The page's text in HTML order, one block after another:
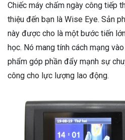
Chiếc máy chấm ngày công tiếp
thiệu đến bạn là Wise Eye. Sản
này được cho là một bước tiến
học. Nó mang tính cách mạng
phẩm góp phần đẩy mạnh sự
công cho lực lượng lao động.